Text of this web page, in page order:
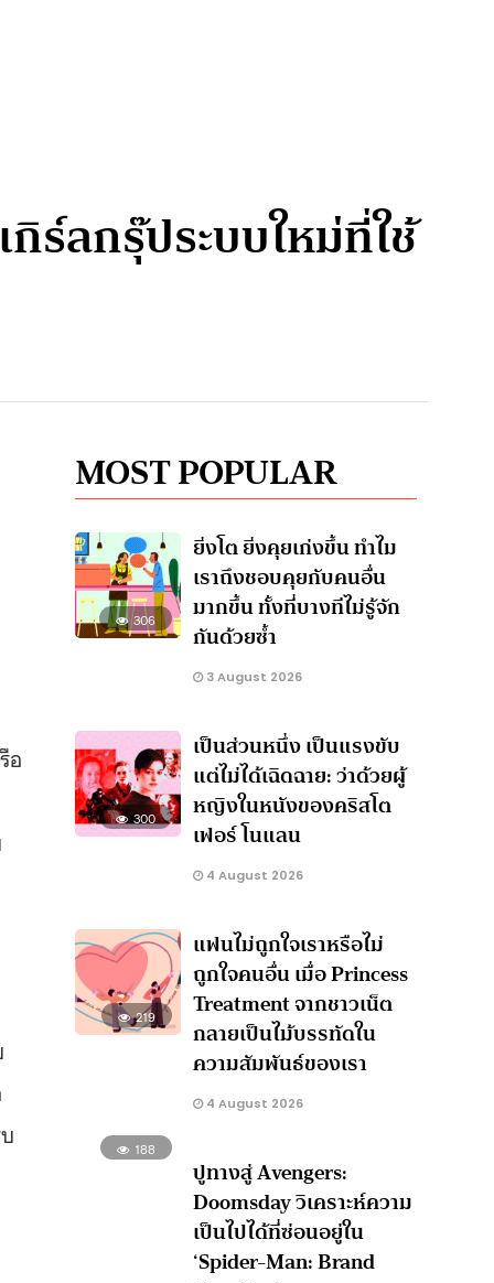
ร์ลกรุ๊ประบบใหม่ที่ใช้
อ
MOST POPULAR
306
ยิ่งโต ยิ่งคุยเก่งขึ้น ทำไม
เราถึงชอบคุยกับคนอื่น
มากขึ้น ทั้งที่บางทีไม่รู้จัก
กันด้วยซ้ำ
3 August 2026
300
เป็นส่วนหนึ่ง เป็นแรงขับ
แต่ไม่ได้เฉิดฉาย: ว่าด้วยผู้
หญิงในหนังของคริสโต
เฟอร์ โนแลน
4 August 2026
219
แฟนไม่ถูกใจเราหรือไม่
ถูกใจคนอื่น เมื่อ Princess
Treatment จากชาวเน็ต
กลายเป็นไม้บรรทัดใน
ความสัมพันธ์ของเรา
4 August 2026
188
ปูทางสู่ Avengers:
Doomsday วิเคราะห์ความ
เป็นไปได้ที่ซ่อนอยู่ใน
‘Spider-Man: Brand